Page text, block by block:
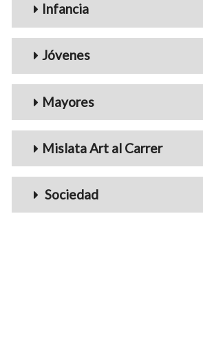
Infancia
Jóvenes
Mayores
Mislata Art al Carrer
Sociedad